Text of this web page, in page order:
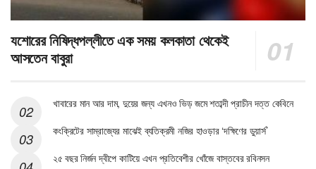
যশোরের নিষিদ্ধপল্লীতে এক সময় কলকাতা থেকেই
আসতেন বাবুরা
খাবারের মান আর দাম, দুয়ের জন্য এখনও ভিড় জমে শতাব্দী প্রাচীন দত্ত কেবিনে
কংক্রিটের সাম্রাজ্যের মাঝেই ব্যতিক্রমী নজির হাওড়ার ‘দক্ষিণের ডুয়ার্স’
২৫ বছর নির্জন দ্বীপে কাটিয়ে এখন প্রতিবেশীর খোঁজে বাস্তবের রবিনসন